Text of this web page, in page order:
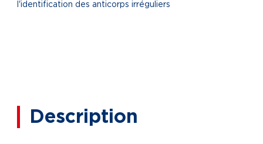
l'identification des anticorps irréguliers
Description